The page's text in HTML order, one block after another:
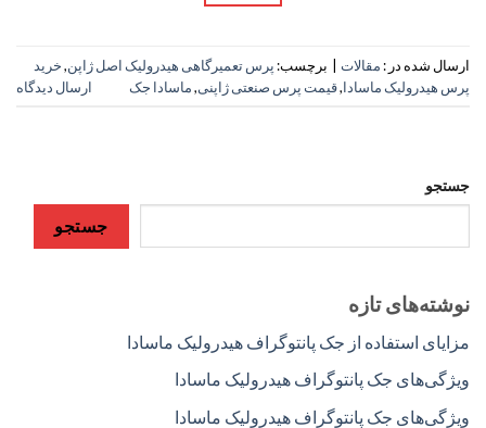
ارسال شده در : مقالات برچسب: پرس تعمیرگاهی هیدرولیک اصل ژاپن,خرید
پرس هیدرولیک ماسادا,قیمت پرس صنعتی ژاپنی,ماسادا جک ارسال دیدگاه
جستجو
جستجو
نوشته‌های تازه
مزایای استفاده از جک پانتوگراف هیدرولیک ماسادا
ویژگی‌های جک پانتوگراف هیدرولیک ماسادا
ویژگی‌های جک پانتوگراف هیدرولیک ماسادا